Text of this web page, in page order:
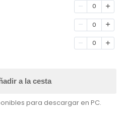
0
0
0
a la cesta
para descargar en PC.